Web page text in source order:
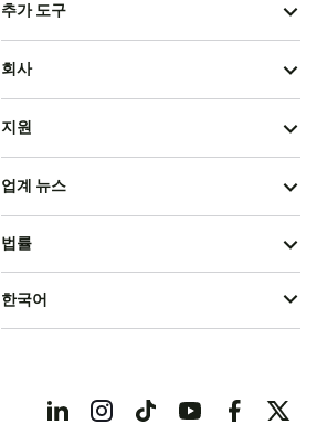
추가 도구
회사
지원
업계 뉴스
법률
한국어